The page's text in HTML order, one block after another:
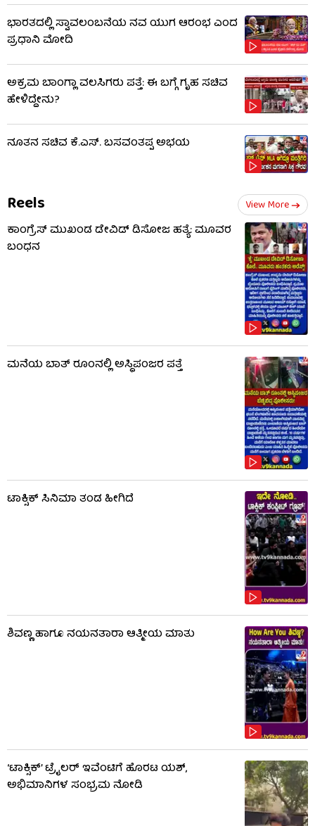
ಭಾರತದಲ್ಲಿ ಸ್ವಾವಲಂಬನೆಯ ನವ ಯುಗ ಆರಂಭ ಎಂದ
ಪ್ರಧಾನಿ ಮೋದಿ
ಅಕ್ರಮ ಬಾಂಗ್ಲಾ ವಲಸಿಗರು ಪತ್ತೆ: ಈ ಬಗ್ಗೆ ಗೃಹ ಸಚಿವ
ಹೇಳಿದ್ದೇನು?
ನೂತನ ಸಚಿವ ಕೆ.ಎಸ್. ಬಸವಂತಪ್ಪ ಅಭಯ
Reels View More
ಕಾಂಗ್ರೆಸ್ ಮುಖಂಡ ಡೇವಿಡ್ ಡಿಸೋಜ ಹತ್ಯೆ: ಮೂವರ
ಬಂಧನ
ಮನೆಯ ಬಾತ್ ರೂಂನಲ್ಲಿ ಅಸ್ಥಿಪಂಜರ ಪತ್ತೆ
ಟಾಕ್ಸಿಕ್​​​ ಸಿನಿಮಾ ತಂಡ ಹೀಗಿದೆ
ಶಿವಣ್ಣ ಹಾಗೂ ನಯನತಾರಾ ಆತ್ಮೀಯ ಮಾತು
‘ಟಾಕ್ಸಿಕ್’ ಟ್ರೈಲರ್ ಇವೆಂಟಿಗೆ ಹೊರಟ ಯಶ್,
ಅಭಿಮಾನಿಗಳ ಸಂಭ್ರಮ ನೋಡಿ